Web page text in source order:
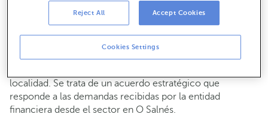
ABANCA y la Cofradía A Pastoriza de Vilanova de Arousa
acaban de firmar un nuevo convenio que da respuesta
localidad. Se trata de un acuerdo estratégico que
responde a las demandas recibidas por la entidad
financiera desde el sector en O Salnés.
Cookies Settings
Reject All Accept Cookies